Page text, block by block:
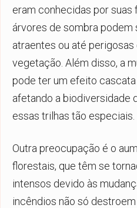
eram conhecidas por
árvores de sombra podem
atraentes ou até
vegetação. Além disso, a
pode ter um efeito cascata
afetando a biodiversidade
essas trilhas tão especiais.
Outra preocupação é o
florestais, que têm se
intensos devido às
incêndios não só